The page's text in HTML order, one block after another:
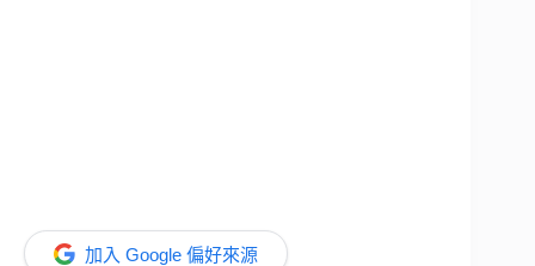
加入 Google 偏好來源